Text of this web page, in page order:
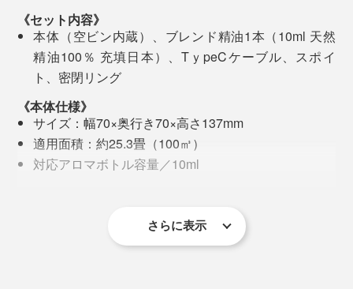
底面に滑り止め付き
作動音は40db（デシベル）と、「図書館レベル」のさ
かもしれませんが、普段のシチュエーションではほとん
ど気にならないと思います。
アルコールは、「無水エタノール」または「消毒用エタ
ノール（無香料・添加物なし）」を使用してください。
どちらもドラッグストアなどで購入できます。
長く使い続けられそう。
オリジナルの「ブレンド精油」も、完成度の高い心地い
い香り。目的別にブレンドされているので、アロマに詳
特に「おやすみ空間」。普段、寝つくまでに30分くらい
《セット内容》
本体（空ビン内蔵）、ブレンド精油1本（10ml 天然
精油100％ 充填日本）、TｙpeCケーブル、スポイ
ト、密閉リング
《本体仕様》
サイズ：幅70×奥行き70×高さ137mm
適用面積：約25.3畳（100㎥）
対応アロマボトル容量／10ml
騒音・40db以下
さらに表示